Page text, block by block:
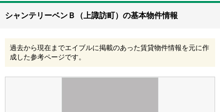
シャンテリーベンＢ（上諏訪町）の基本物件情報
過去から現在までエイブルに掲載のあった賃貸物件情報を元に作
成した参考ページです。